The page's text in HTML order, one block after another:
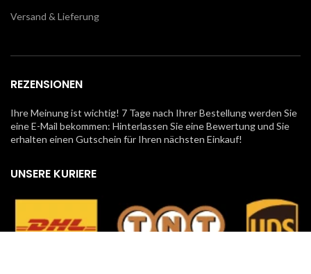
Versand & Lieferung
REZENSIONEN
Ihre Meinung ist wichtig! 7 Tage nach Ihrer Bestellung werden Sie
eine E-Mail bekommen: Hinterlassen Sie eine Bewertung und Sie
erhalten einen Gutschein für Ihren nächsten Einkauf!
UNSERE KURIERE